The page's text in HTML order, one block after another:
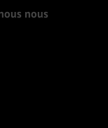
nous